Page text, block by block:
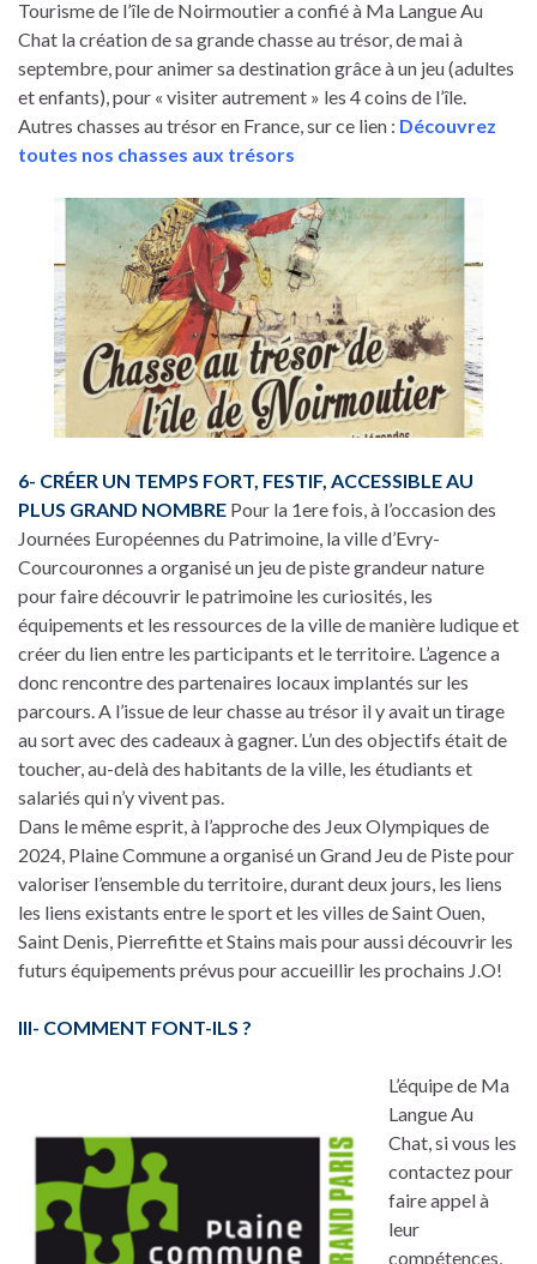
Tourisme de l’île de Noirmoutier a confié à Ma Langue Au
Chat la création de sa grande chasse au trésor, de mai à
septembre, pour animer sa destination grâce à un jeu (adultes
et enfants), pour « visiter autrement » les 4 coins de l’île.
Autres chasses au trésor en France, sur ce lien : Découvrez
toutes nos chasses aux trésors
6- CRÉER UN TEMPS FORT, FESTIF, ACCESSIBLE AU
PLUS GRAND NOMBRE Pour la 1ere fois, à l’occasion des
Journées Européennes du Patrimoine, la ville d’Evry-
Courcouronnes a organisé un jeu de piste grandeur nature
pour faire découvrir le patrimoine les curiosités, les
équipements et les ressources de la ville de manière ludique et
créer du lien entre les participants et le territoire. L’agence a
donc rencontre des partenaires locaux implantés sur les
parcours. A l’issue de leur chasse au trésor il y avait un tirage
au sort avec des cadeaux à gagner. L’un des objectifs était de
toucher, au-delà des habitants de la ville, les étudiants et
salariés qui n’y vivent pas.
Dans le même esprit, à l’approche des Jeux Olympiques de
2024, Plaine Commune a organisé un Grand Jeu de Piste pour
valoriser l’ensemble du territoire, durant deux jours, les liens
les liens existants entre le sport et les villes de Saint Ouen,
Saint Denis, Pierrefitte et Stains mais pour aussi découvrir les
futurs équipements prévus pour accueillir les prochains J.O!
III- COMMENT FONT-ILS ?
L’équipe de Ma
Langue Au
Chat, si vous les
contactez pour
faire appel à
leur
compétences,